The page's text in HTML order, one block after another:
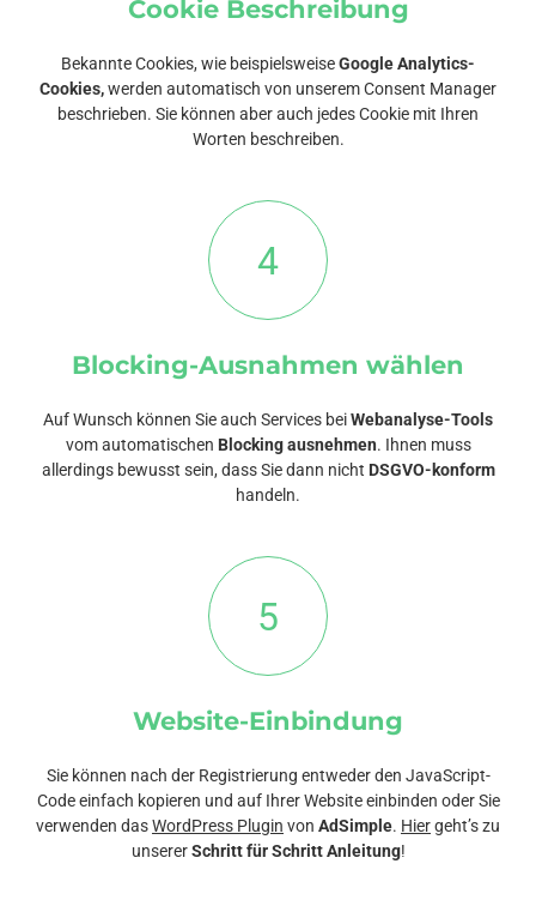
Cookie Beschreibung
Bekannte Cookies, wie beispielsweiseGoogle Analytics-
Cookies,werden automatisch von unserem Consent Manager
beschrieben. Sie können aber auch jedes Cookie mit Ihren
Worten beschreiben.
4
Blocking-Ausnahmen wählen
Auf Wunsch können Sie auch Services beiWebanalyse-Tools
vom automatischen Blocking ausnehmen. Ihnen muss
allerdings bewusst sein, dass Sie dann nicht DSGVO-konform
handeln.
5
Website-Einbindung
Sie können nach der Registrierung entweder den JavaScript-
Code einfach kopieren und auf Ihrer Website einbinden oder Sie
verwenden dasWordPress Plugin von AdSimple. Hiergeht’s zu
unsererSchritt für Schritt Anleitung!